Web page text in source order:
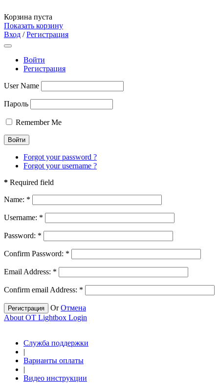
Корзина пуста
Показать корзину
Вход /Регистрация
Войти
Регистрация
User Name
Пароль
Remember Me
Forgot your password ?
Forgot your username ?
* Required field
Name: *
Username: *
Password: *
Confirm Password: *
Email Address: *
Confirm email Address: *
Регистрация OrОтмена
About OT Lightbox Login
Служба поддержки
|
Варианты оплаты
|
Видео инструкции